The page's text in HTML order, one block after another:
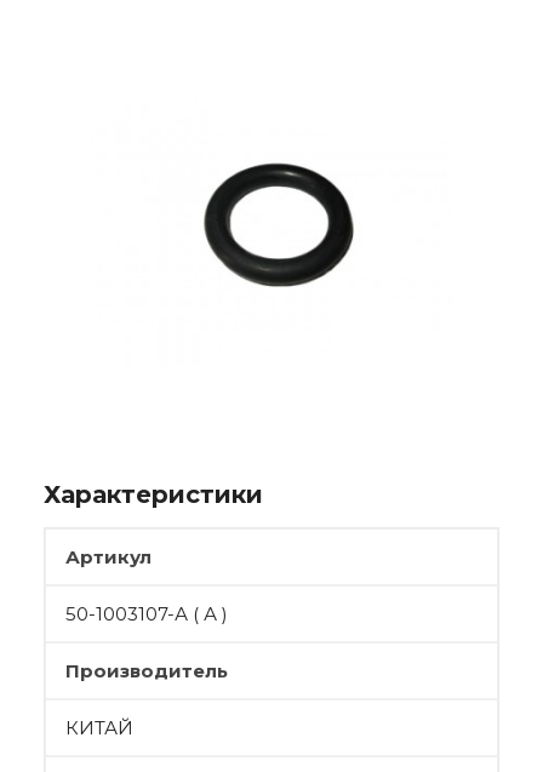
Характеристики
Артикул
50-1003107-А ( А )
Производитель
КИТАЙ